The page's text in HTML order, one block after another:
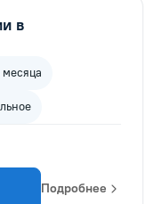
в
Подробнее